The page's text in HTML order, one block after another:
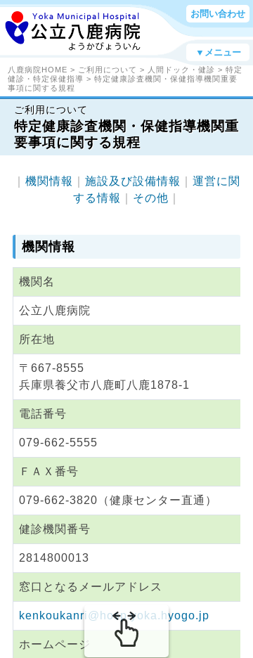
お問い合わせ
▼メニュー
八鹿病院HOME > ご利用について > 人間ドック・健診 > 特定
健診・特定保健指導 > 特定健康診査機関・保健指導機関重要
事項に関する規程
ご利用について
特定健康診査機関・保健指導機関重
要事項に関する規程
機関情報 施設及び設備情報
運営に関
する情報
その他
機関情報
機関名
公立八鹿病院
所在地
〒667-8555
兵庫県養父市八鹿町八鹿1878-1
電話番号
079-662-5555
ＦＡＸ番号
079-662-3820（健康センター直通）
健診機関番号
2814800013
窓口となるメールアドレス
kenkoukanri@hosp.yoka.hyogo.jp
ホームページ